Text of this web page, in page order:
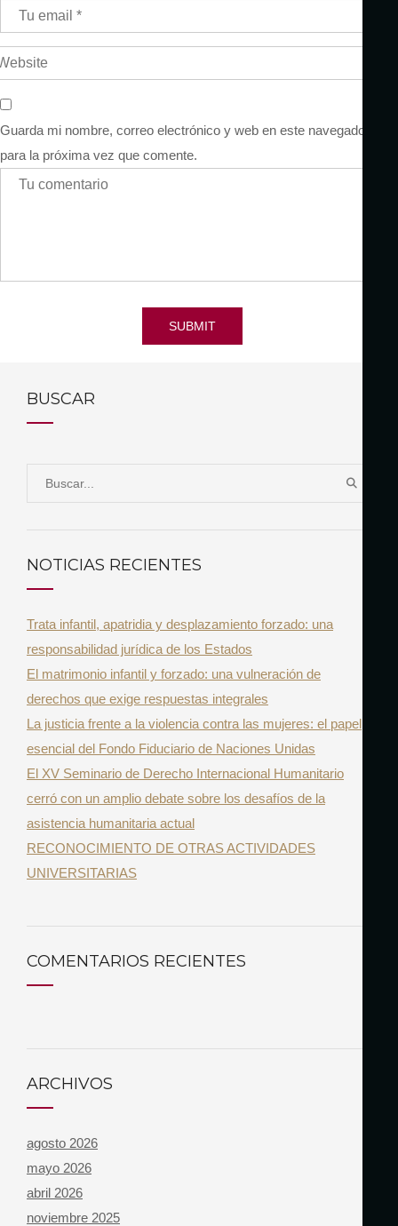
Guarda mi nombre, correo electrónico y web en este navegador
para la próxima vez que comente.
SUBMIT
BUSCAR
c
f
o
r
:
B
NOTICIAS RECIENTES
Trata infantil, apatridia y desplazamiento forzado: una
responsabilidad jurídica de los Estados
El matrimonio infantil y forzado: una vulneración de
derechos que exige respuestas integrales
La justicia frente a la violencia contra las mujeres: el papel
esencial del Fondo Fiduciario de Naciones Unidas
El XV Seminario de Derecho Internacional Humanitario
cerró con un amplio debate sobre los desafíos de la
asistencia humanitaria actual
RECONOCIMIENTO DE OTRAS ACTIVIDADES
UNIVERSITARIAS
COMENTARIOS RECIENTES
ARCHIVOS
agosto 2026
mayo 2026
abril 2026
noviembre 2025